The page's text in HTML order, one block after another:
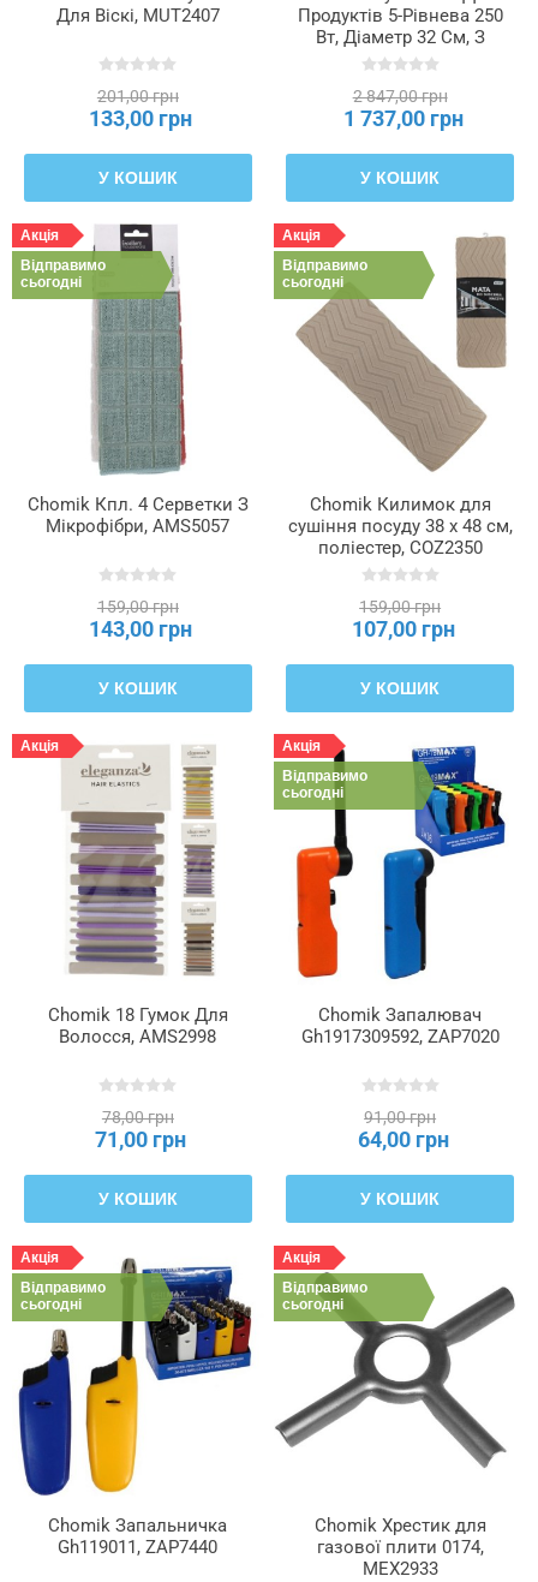
Для Віскі, MUT2407
201,00 грн
133,00 грн
У КОШИК
Продуктів 5-Рівнева 250
Вт, Діаметр 32 См, З
Механізмом, BIL2714
2 847,00 грн
1 737,00 грн
У КОШИК
Акція
Відправимо
сьогодні
Chomik Кпл. 4 Серветки З
Мікрофібри, AMS5057
159,00 грн
143,00 грн
У КОШИК
Акція
Відправимо
сьогодні
Chomik Килимок для
сушіння посуду 38 x 48 см,
поліестер, COZ2350
159,00 грн
107,00 грн
У КОШИК
Акція
Chomik 18 Гумок Для
Волосся, AMS2998
78,00 грн
71,00 грн
У КОШИК
Акція
Відправимо
сьогодні
Chomik Запалювач
Gh1917309592, ZAP7020
91,00 грн
64,00 грн
У КОШИК
Акція
Відправимо
сьогодні
Chomik Запальничка
Gh119011, ZAP7440
Акція
Відправимо
сьогодні
Chomik Хрестик для
газової плити 0174,
MEX2933